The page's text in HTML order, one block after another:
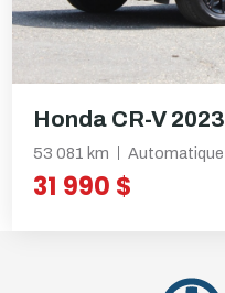
Honda CR-V 2023
53 081 km Automatique
31 990 $